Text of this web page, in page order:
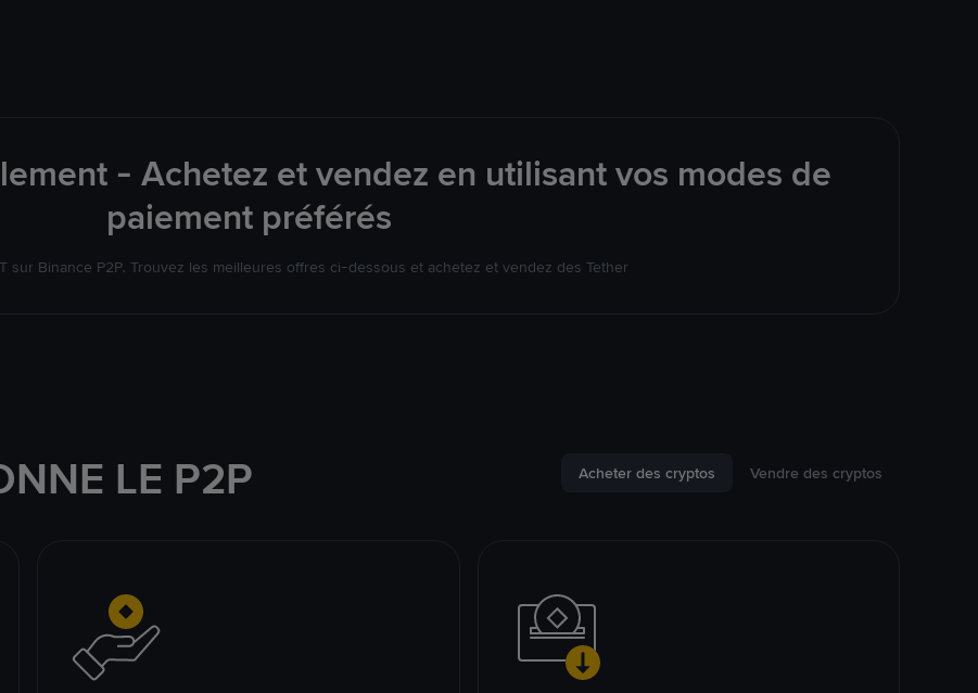
- Achetez et vendez en utilisant vos modes de
paiement préférés
sur Binance P2P. Trouvez les meilleures offres ci-dessous et achetez et vendez des Tether
LE P2P Acheter des cryptos Vendre des cryptos